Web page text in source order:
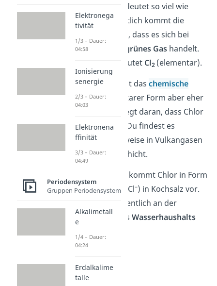
chlorós ab. Das bedeutet so viel wie
„gelbgrün“. Vermutlich kommt die
Bezeichnung daher, dass es sich bei
Chlor um ein
gelb-grünes Gashandelt.
Die Chlor-Formel lautet Cl2 (elementar).
Auf der Erde kommt das chemische
Elementin elementarer Form aber eher
seltener vor. Das liegt daran, dass Chlor
extremreaktivist. Du findest es
dennoch beispielsweise in Vulkangasen
oder in der Ozonschicht.
In unserem Körper kommt Chlor in Form
von Chlorid-Ionen (Cl–) in Kochsalz vor.
Dadurch ist es wesentlich an der
Regulationunseres Wasserhaushalts
Elektronega
tivität
1/3 – Dauer:
04:58
Ionisierung
senergie
2/3 – Dauer:
04:03
Elektronena
ffinität
3/3 – Dauer:
04:49
Periodensystem
Gruppen Periodensystem
Alkalimetall
e
1/4 – Dauer:
04:24
Erdalkalime
talle